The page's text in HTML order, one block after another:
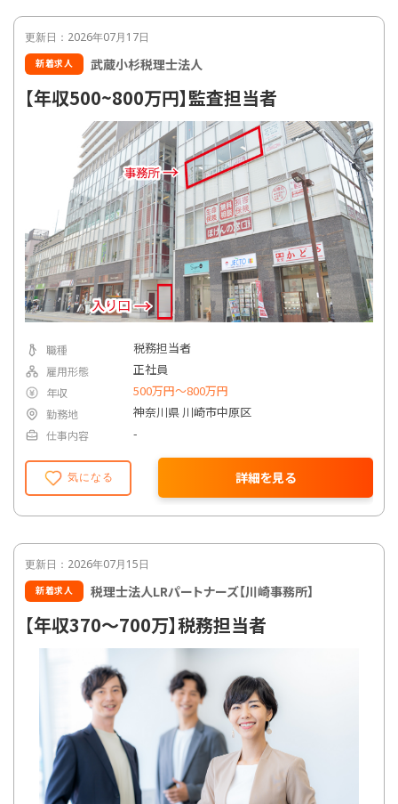
更新日：2026年07月17日
新着求人 武蔵小杉税理士法人
【年収500~800万円】監査担当者
気になる 詳細を見る
職種 税務担当者
雇用形態 正社員
年収 500万円〜800万円
勤務地 神奈川県 川崎市中原区
仕事内容 -
更新日：2026年07月15日
新着求人 税理士法人LRパートナーズ【川崎事務所】
【年収370～700万】税務担当者